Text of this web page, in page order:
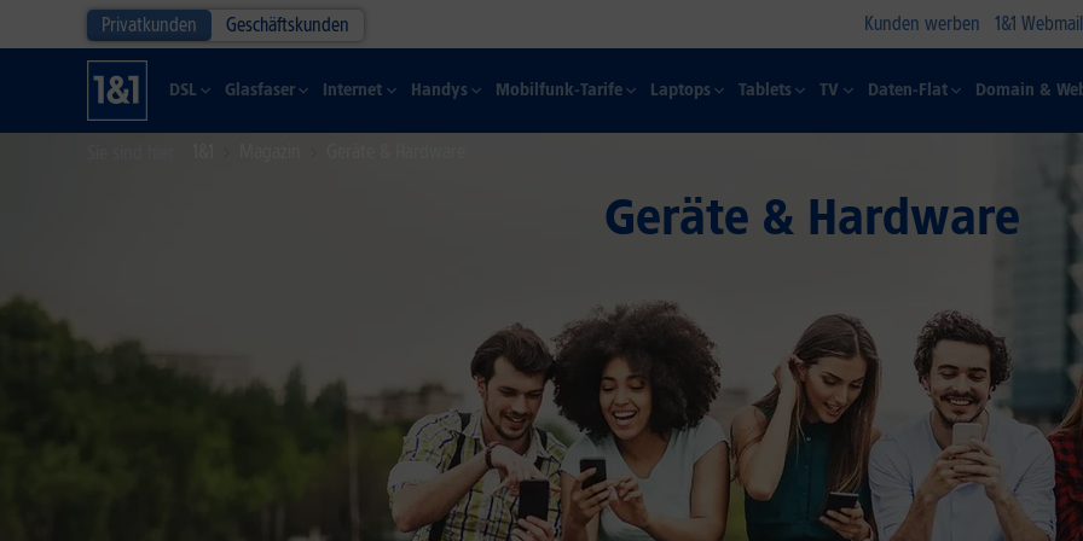
Privatkunden Geschäftskunden Kunden werben 1&1
DSL Glasfaser Internet Handys Mobilfunk-Tarife Laptops Tablets TV Daten-Flat Domain &
Geräte & Hardware